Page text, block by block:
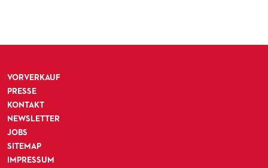
VORVERKAUF
PRESSE
KONTAKT
NEWSLETTER
JOBS
SITEMAP
IMPRESSUM